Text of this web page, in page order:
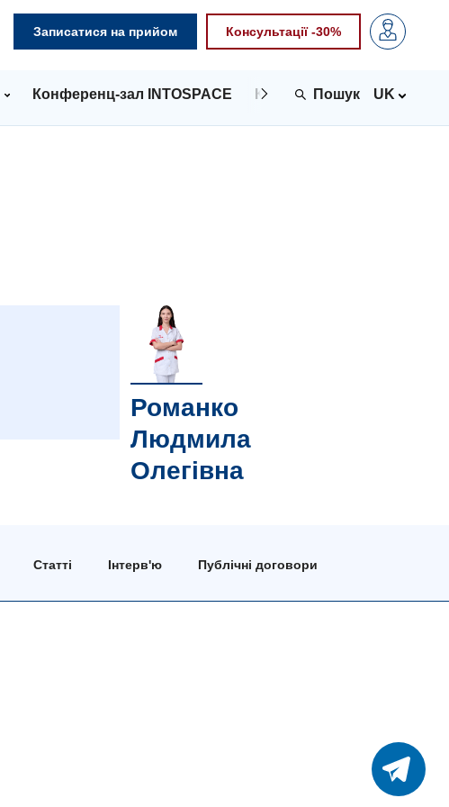
Записатися на прийом Консультації -30%
Конференц-зал INTOSPACE Контакти UK
Романко
Людмила
Олегівна
Статті Інтерв'ю Публічні договори